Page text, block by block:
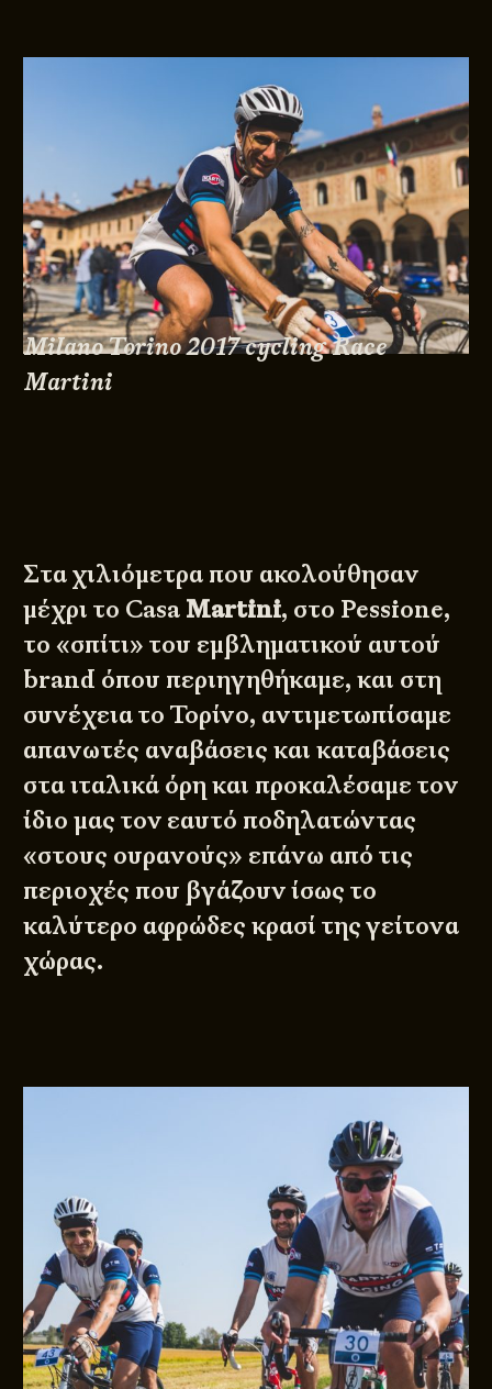
Milano Torino 2017 cycling Race
Martini
Στα χιλιόμετρα που ακολούθησαν
μέχρι το Casa Martini, στο Pessione,
το «σπίτι» του εμβληματικού αυτού
brand όπου περιηγηθήκαμε, και στη
συνέχεια το Τορίνο, αντιμετωπίσαμε
απανωτές αναβάσεις και καταβάσεις
στα ιταλικά όρη και προκαλέσαμε τον
ίδιο μας τον εαυτό ποδηλατώντας
«στους ουρανούς» επάνω από τις
περιοχές που βγάζουν ίσως το
καλύτερο αφρώδες κρασί της γείτονα
χώρας.